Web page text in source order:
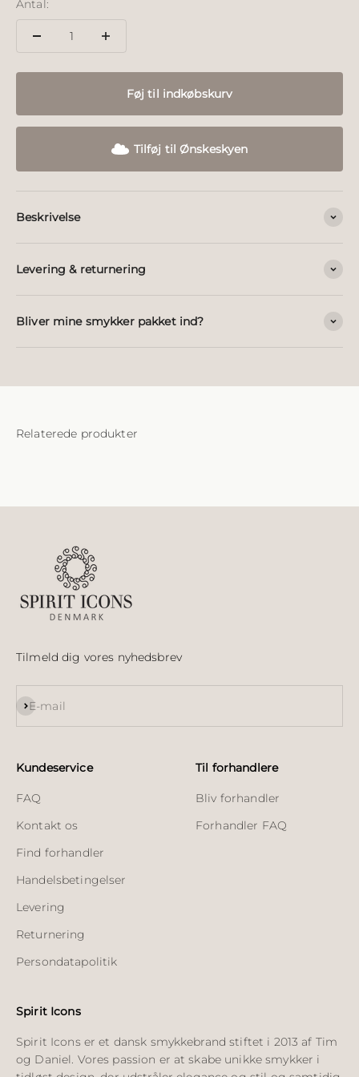
Antal:
Føj til indkøbskurv
Tilføj til Ønskeskyen
Beskrivelse
Levering & returnering
Bliver mine smykker pakket ind?
Tilmeld dig vores nyhedsbrev
E-mail
Abonnér
Kundeservice
FAQ
Kontakt os
Find forhandler
Handelsbetingelser
Levering
Returnering
Persondatapolitik
Til forhandlere
Bliv forhandler
Forhandler FAQ
Spirit Icons
Spirit Icons er et dansk smykkebrand stiftet i 2013 af Tim
og Daniel. Vores passion er at skabe unikke smykker i